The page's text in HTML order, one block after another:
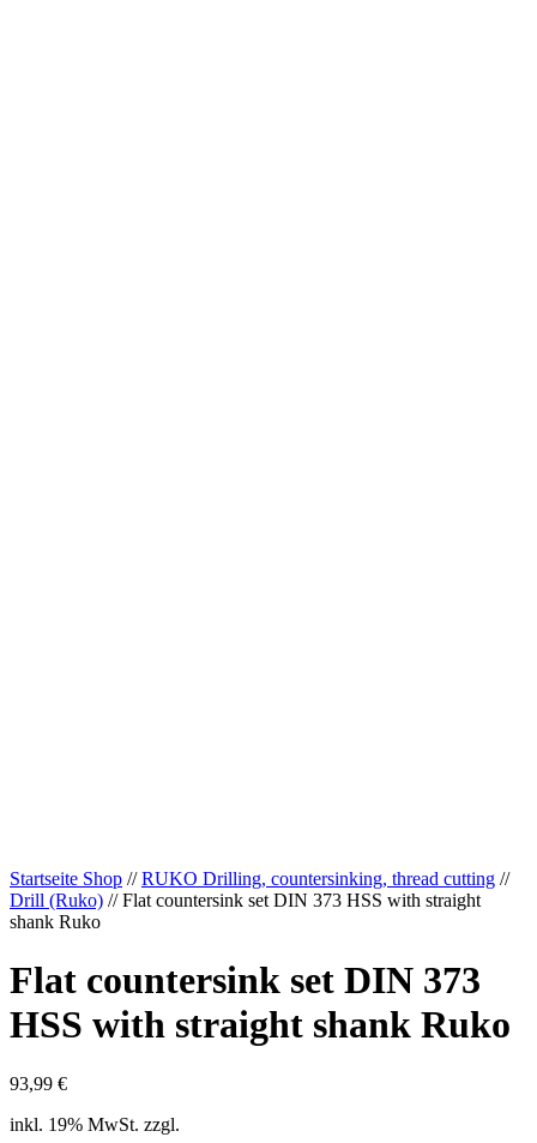
Startseite Shop //RUKO Drilling, countersinking, thread cutting //
Drill (Ruko) // Flat countersink set DIN 373 HSS with straight
shank Ruko
Flat countersink set DIN 373
HSS with straight shank Ruko
93,99 €
inkl. 19% MwSt. zzgl.